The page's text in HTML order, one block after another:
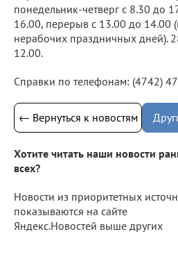
понедельник-четверг с 8.30 до
16.00, перерыв с 13.00 до 14.00
нерабочих праздничных дней).
12.00.
Справки по телефонам: (4742)
← Вернуться к новостям
Хотите читать наши новости
всех?
Новости из приоритетных
показываются на сайте
Яндекс.Новостей выше других